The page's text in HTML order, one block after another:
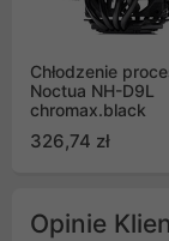
Chłodzenie
Noctua NH-D9L
chromax.black
326,74 zł
Opinie